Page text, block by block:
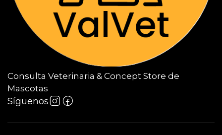
Consulta Veterinaria & Concept Store de
Mascotas
Síguenos